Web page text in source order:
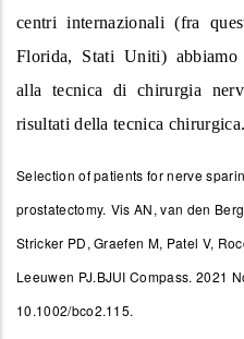
centri internazionali (fra
Florida, Stati Uniti) abbiamo
alla tecnica di chirurgia
risultati della tecnica chirurgica.
Selection of patients for nerve
prostatectomy. Vis AN, van den
Stricker PD, Graefen M, Patel V,
Leeuwen PJ.BJUI Compass. 2021
10.1002/bco2.115.